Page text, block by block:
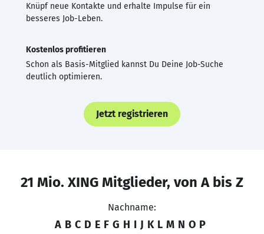
Knüpf neue Kontakte und erhalte Impulse für ein
besseres Job-Leben.
Kostenlos profitieren
Schon als Basis-Mitglied kannst Du Deine Job-Suche
deutlich optimieren.
Jetzt registrieren
21 Mio. XING Mitglieder, von A bis Z
Nachname:
A B C D E F G H I J K L M N O P